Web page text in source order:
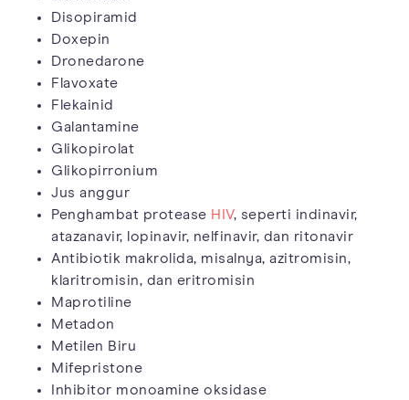
Disopiramid
Doxepin
Dronedarone
Flavoxate
Flekainid
Galantamine
Glikopirolat
Glikopirronium
Jus anggur
Penghambat protease HIV, seperti indinavir,
atazanavir, lopinavir, nelfinavir, dan ritonavir
Antibiotik makrolida, misalnya, azitromisin,
klaritromisin, dan eritromisin
Maprotiline
Metadon
Metilen Biru
Mifepristone
Inhibitor monoamine oksidase